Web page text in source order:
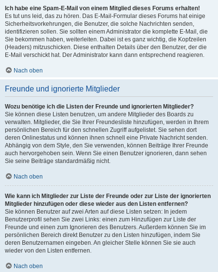
Ich habe eine Spam-E-Mail von einem Mitglied dieses Forums erhalten!
Es tut uns leid, das zu hören. Das E-Mail-Formular dieses Forums hat einige
Sicherheitsvorkehrungen, die Benutzer, die solche Nachrichten senden,
identifizieren sollen. Sie sollten einem Administrator die komplette E-Mail, die
Sie bekommen haben, weiterleiten. Dabei ist es ganz wichtig, die Kopfzeilen
(Headers) mitzuschicken. Diese enthalten Details über den Benutzer, der die
E-Mail verschickt hat. Der Administrator kann dann entsprechend reagieren.
Nach oben
Freunde und ignorierte Mitglieder
Wozu benötige ich die Listen der Freunde und ignorierten Mitglieder?
Sie können diese Listen benutzen, um andere Mitglieder des Boards zu
verwalten. Mitglieder, die Sie Ihrer Freundesliste hinzufügen, werden in Ihrem
persönlichen Bereich für den schnellen Zugriff aufgelistet. Sie sehen dort
deren Onlinestatus und können ihnen schnell eine Private Nachricht senden.
Abhängig von dem Style, den Sie verwenden, können Beiträge Ihrer Freunde
auch hervorgehoben sein. Wenn Sie einen Benutzer ignorieren, dann sehen
Sie seine Beiträge standardmäßig nicht.
Nach oben
Wie kann ich Mitglieder zur Liste der Freunde oder zur Liste der ignorierten
Mitglieder hinzufügen oder diese wieder aus den Listen entfernen?
Sie können Benutzer auf zwei Arten auf diese Listen setzen: In jedem
Benutzerprofil sehen Sie zwei Links: einen zum Hinzufügen zur Liste der
Freunde und einen zum Ignorieren des Benutzers. Außerdem können Sie im
persönlichen Bereich direkt Benutzer zu den Listen hinzufügen, indem Sie
deren Benutzernamen eingeben. An gleicher Stelle können Sie sie auch
wieder von den Listen entfernen.
Nach oben